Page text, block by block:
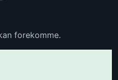
forekomme.